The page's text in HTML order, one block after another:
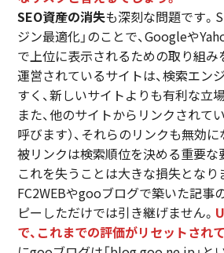
SEO資産の消失も深刻な問題です。
ジン最適化」のことで、Googleや
で上位に表示されるための取り組み
運営されているサイトは、検索エン
すく、新しいサイトよりも有利な立
また、他のサイトからリンクされて
呼びます）、それらのリンクも無効に
被リンクは検索順位を決める重要な
これを失うことは大きな損失となり
FC2WEBやgooブログで築いた記事
ピーしただけでは引き継げません。
で、これまでの評価がリセットされ